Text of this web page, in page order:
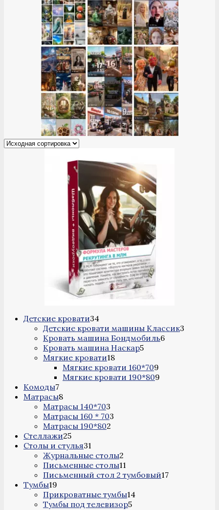
Детские кровати3434
товара
Детские кровати машины Классик3
Кровать машина Бондмобиль66
Кровать машина Наскар55
Мягкие кровати1818
товаров
Мягкие кровати 160*709
товаров
Мягкие кровати 190*809
Комоды77
товаров
Матрасы88
товаров
Матрасы 140*703
товара
Матрасы 160 * 703
Матрасы 190*802
Стеллажи2525
товаров
Столы и стулья31
товар
Журнальные столы2
товара
Письменные столы11
товаров
Письменный стол 2 тумбовый1717
Тумбы19
товаров
Прикроватные тумбы1414
Тумбы под телевизор55